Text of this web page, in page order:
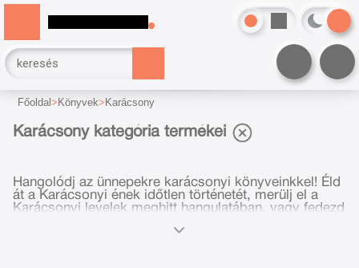
Főoldal Könyvek Karácsony
Karácsony kategória termékei
Hangolódj az ünnepekre karácsonyi könyveinkkel! Éld
át a Karácsonyi ének időtlen történetét, merülj el a
Karácsonyi levelek meghitt hangulatában, vagy fedezd
varázslatos pillanatokat klasszikus és modern